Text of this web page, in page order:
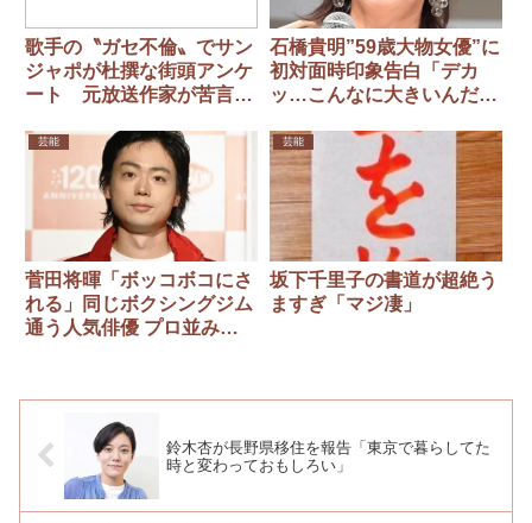
歌手の〝ガセ不倫〟でサン
ジャポが杜撰な街頭アンケ
ート 元放送作家が苦言
テレビはバカにされる」
石橋貴明”59歳大物女優”に
初対面時印象告白「デカ
ッ…こんなに大きいんだっ
芸能
菅田将暉「ボッコボコにさ
れる」同じボクシングジム
通う人気俳優 プロ並み練
芸能
坂下千里子の書道が超絶う
ますぎ「マジ凄」
鈴木杏が長野県移住を報告「東京で暮らしてた
時と変わっておもしろい」